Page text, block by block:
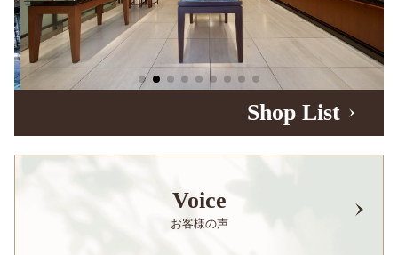
Shop List
Voice
お客様の声